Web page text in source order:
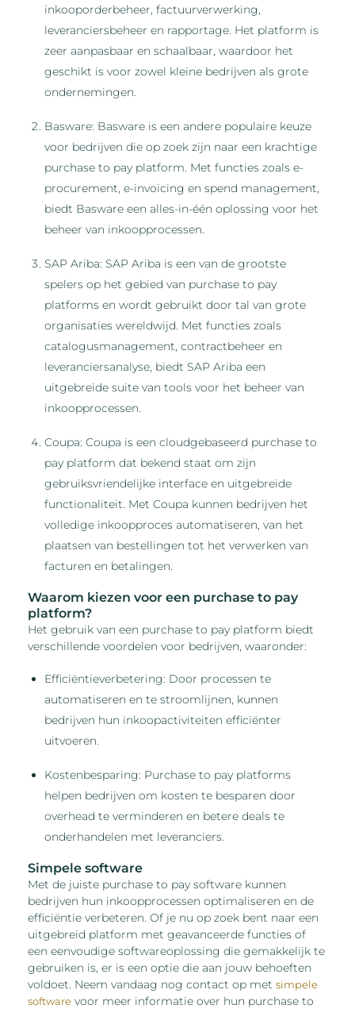
inkooporderbeheer, factuurverwerking,
leveranciersbeheer en rapportage. Het platform is
zeer aanpasbaar en schaalbaar, waardoor het
geschikt is voor zowel kleine bedrijven als grote
ondernemingen.
Basware: Basware is een andere populaire keuze
voor bedrijven die op zoek zijn naar een krachtige
purchase to pay platform. Met functies zoals e-
procurement, e-invoicing en spend management,
biedt Basware een alles-in-één oplossing voor het
beheer van inkoopprocessen.
SAP Ariba: SAP Ariba is een van de grootste
spelers op het gebied van purchase to pay
platforms en wordt gebruikt door tal van grote
organisaties wereldwijd. Met functies zoals
catalogusmanagement, contractbeheer en
leveranciersanalyse, biedt SAP Ariba een
uitgebreide suite van tools voor het beheer van
inkoopprocessen.
Coupa: Coupa is een cloudgebaseerd purchase to
pay platform dat bekend staat om zijn
gebruiksvriendelijke interface en uitgebreide
functionaliteit. Met Coupa kunnen bedrijven het
volledige inkoopproces automatiseren, van het
plaatsen van bestellingen tot het verwerken van
facturen en betalingen.
Waarom kiezen voor een purchase to pay
platform?
Het gebruik van een purchase to pay platform biedt
verschillende voordelen voor bedrijven, waaronder:
Efficiëntieverbetering: Door processen te
automatiseren en te stroomlijnen, kunnen
bedrijven hun inkoopactiviteiten efficiënter
uitvoeren.
Kostenbesparing: Purchase to pay platforms
helpen bedrijven om kosten te besparen door
overhead te verminderen en betere deals te
onderhandelen met leveranciers.
Simpele software
Met de juiste purchase to pay software kunnen
bedrijven hun inkoopprocessen optimaliseren en de
efficiëntie verbeteren. Of je nu op zoek bent naar een
uitgebreid platform met geavanceerde functies of
een eenvoudige softwareoplossing die gemakkelijk te
gebruiken is, er is een optie die aan jouw behoeften
voldoet. Neem vandaag nog contact op metsimpele
software voor meer informatie over hun purchase to